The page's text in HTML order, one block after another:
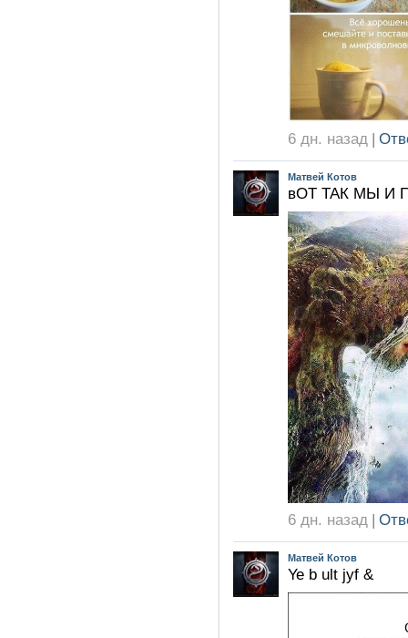
6 дн. назад |
Матвей Котов
вОТ ТАК МЫ И
6 дн. назад |
Матвей Котов
Ye b ult jyf &